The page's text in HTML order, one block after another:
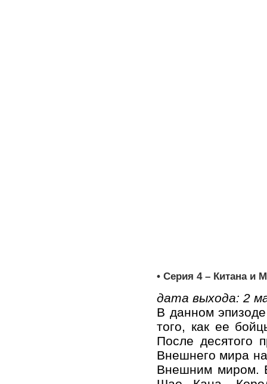
• Серия 4 – Китана и
дата выхода: 2
В данном
того, как ее
После десятого
Внешнего мира
Внешним миром.